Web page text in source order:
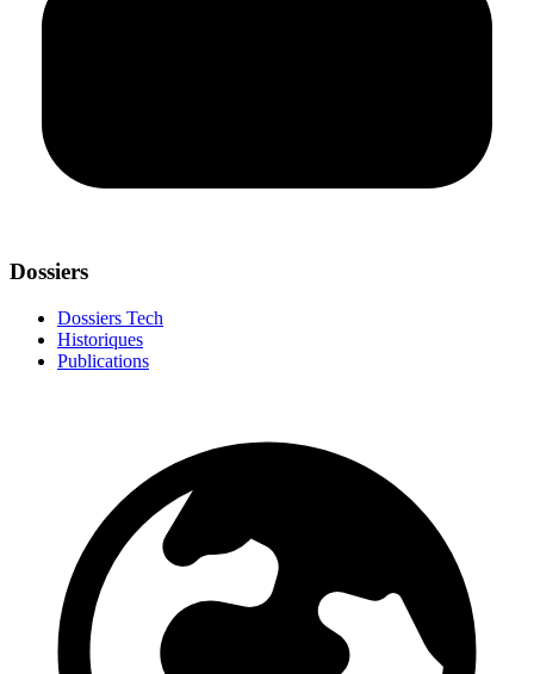
Dossiers
Dossiers Tech
Historiques
Publications